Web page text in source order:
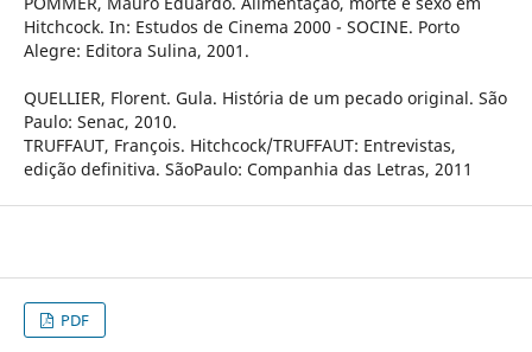
Hitchcock. In: Estudos de Cinema 2000 - SOCINE. Porto
Alegre: Editora Sulina, 2001.
QUELLIER, Florent. Gula. História de um pecado original. São
Paulo: Senac, 2010.
TRUFFAUT, François. Hitchcock/TRUFFAUT: Entrevistas,
edição definitiva. SãoPaulo: Companhia das Letras, 2011
PDF